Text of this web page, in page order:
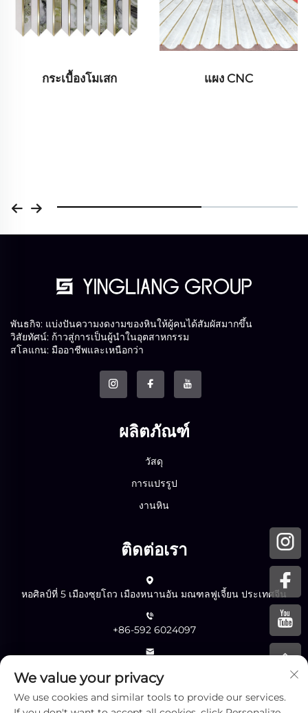
กระเบื้องโมเสก แผง CNC
พันธกิจ: แบ่งปันความงดงามของหินให้ผู้คนได้สัมผัสมากขึ้น
วิสัยทัศน์: ก้าวสู่การเป็นผู้นำในอุตสาหกรรม
สโลแกน: มืออาชีพและเหนือกว่า
ผลิตภัณฑ์
วัสดุ
การแปรรูป
งานหิน
ติดต่อเรา
หอศิลป์ที่ 5 เมืองซุยโถว เมืองหนานอัน มณฑลฟูเจี้ยน ประเทศจีน
+86-592 6024097
We value your privacy
We use cookies and similar tools to provide our services.